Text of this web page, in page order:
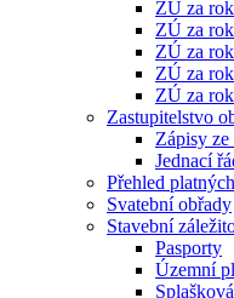
ZÚ za
ZÚ za
ZÚ za
ZÚ za
ZÚ za
Zastupitelstvo
Zápisy ze
Jednací
Přehled
Svatební obřady
Stavební
Pasporty
Územní